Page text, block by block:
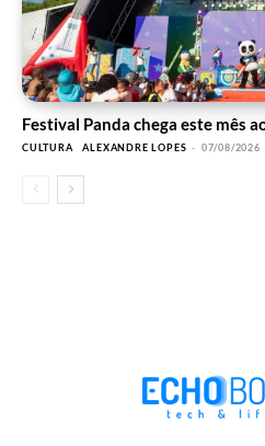
Festival Panda chega este mês
CULTURA ALEXANDRE LOPES - 07/08/2026